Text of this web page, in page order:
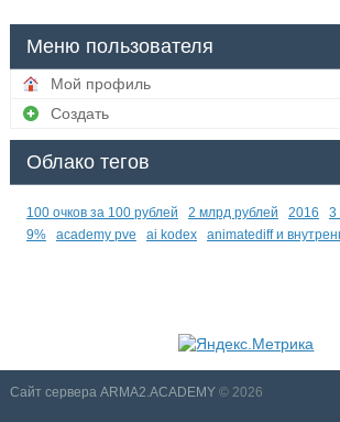
Меню пользователя
Мой профиль
Создать
Облако тегов
100 очков за 100 рублей 2 млрд рублей 2016 3
9%
academy pve ai kodex animatediff и
Сайт сервера ARMA2.ACADEMY© 2026